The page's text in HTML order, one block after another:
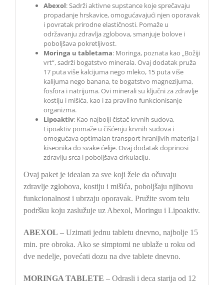
Abexol: Sadrži aktivne supstance koje sprečavaju
propadanje hrskavice, omogućavajući njen oporavak
i povratak prirodne elastičnosti. Pomaže u
održavanju zdravlja zglobova, smanjuje bolove i
poboljšava pokretljivost.
Moringa u tabletama: Moringa, poznata kao „Božiji
vrt“, sadrži bogatstvo minerala. Ovaj dodatak pruža
17 puta više kalcijuma nego mleko, 15 puta više
kalijuma nego banana, te bogatstvo magnezijuma,
fosfora i natrijuma. Ovi minerali su ključni za zdravlje
kostiju i mišića, kao i za pravilno funkcionisanje
organizma.
Lipoaktiv: Kao najbolji čistač krvnih sudova,
Lipoaktiv pomaže u čišćenju krvnih sudova i
omogućava optimalan transport hranljivih materija i
kiseonika do svake ćelije. Ovaj dodatak doprinosi
zdravlju srca i poboljšava cirkulaciju.
Ovaj paket je idealan za sve koji žele da očuvaju
zdravlje zglobova, kostiju i mišića, poboljšaju njihovu
funkcionalnost i ubrzaju oporavak. Pružite svom telu
podršku koju zaslužuje uz Abexol, Moringu i Lipoaktiv.
ABEXOL – Uzimati jednu tabletu dnevno, najbolje 15
min. pre obroka. Ako se simptomi ne ublaže u roku od
dve nedelje, povećati dozu na dve tablete dnevno.
MORINGA TABLETE – Odrasli i deca starija od 12